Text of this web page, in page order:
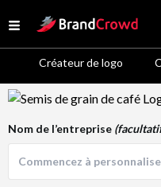
Open menu
Site Logo
Créateur de logo
Logo Template Preview
Nom de l’entreprise